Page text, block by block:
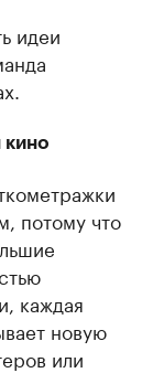
идеи
кино
потому что
каждая
новую
или